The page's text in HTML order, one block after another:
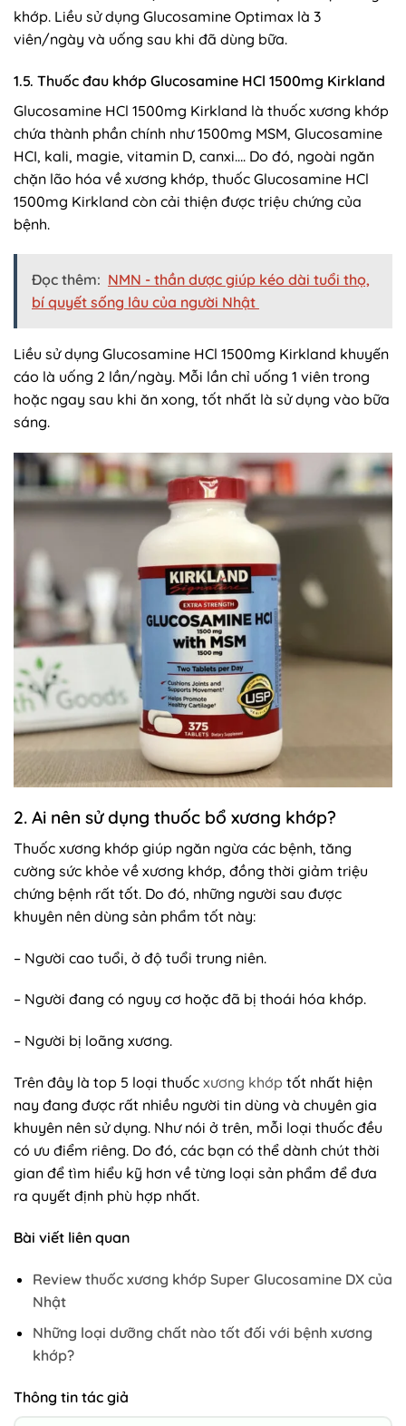
khớp. Liều sử dụng Glucosamine Optimax là 3
viên/ngày và uống sau khi đã dùng bữa.
1.5. Thuốc đau khớp Glucosamine HCl 1500mg Kirkland
Glucosamine HCl 1500mg Kirkland là thuốc xương khớp
chứa thành phần chính như 1500mg MSM, Glucosamine
HCI, kali, magie, vitamin D, canxi…. Do đó, ngoài ngăn
chặn lão hóa về xương khớp, thuốc Glucosamine HCl
1500mg Kirkland còn cải thiện được triệu chứng của
bệnh.
Đọc thêm: NMN - thần dược giúp kéo dài tuổi thọ,
bí quyết sống lâu của người Nhật
Liều sử dụng Glucosamine HCl 1500mg Kirkland khuyến
cáo là uống 2 lần/ngày. Mỗi lần chỉ uống 1 viên trong
hoặc ngay sau khi ăn xong, tốt nhất là sử dụng vào bữa
sáng.
2. Ai nên sử dụng thuốc bổ xương khớp?
Thuốc xương khớp giúp ngăn ngừa các bệnh, tăng
cường sức khỏe về xương khớp, đồng thời giảm triệu
chứng bệnh rất tốt. Do đó, những người sau được
khuyên nên dùng sản phẩm tốt này:
– Người cao tuổi, ở độ tuổi trung niên.
– Người đang có nguy cơ hoặc đã bị thoái hóa khớp.
– Người bị loãng xương.
Trên đây là top 5 loại thuốc xương khớp tốt nhất hiện
nay đang được rất nhiều người tin dùng và chuyên gia
khuyên nên sử dụng. Như nói ở trên, mỗi loại thuốc đều
có ưu điểm riêng. Do đó, các bạn có thể dành chút thời
gian để tìm hiểu kỹ hơn về từng loại sản phẩm để đưa
ra quyết định phù hợp nhất.
Bài viết liên quan
Review thuốc xương khớp Super Glucosamine DX của
Nhật
Những loại dưỡng chất nào tốt đối với bệnh xương
khớp?
Thông tin tác giả